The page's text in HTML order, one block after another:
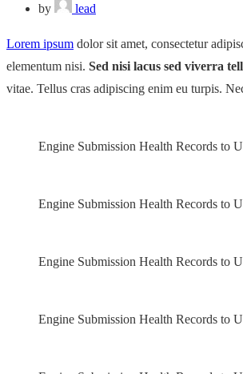
by
lead
Lorem ipsum dolor sit amet, consectetur
elementum nisi. Sed nisi lacus sed viverra
vitae. Tellus cras adipiscing enim eu turpis.
Engine Submission Health Records to
Engine Submission Health Records to
Engine Submission Health Records to
Engine Submission Health Records to